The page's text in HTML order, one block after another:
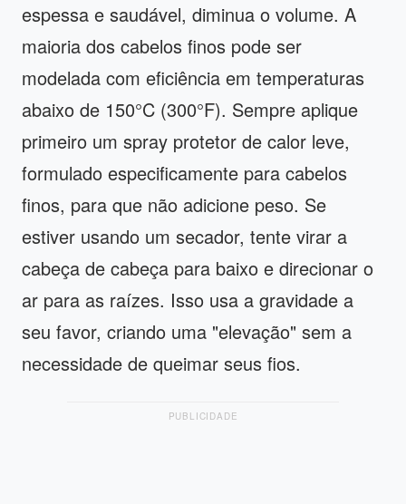
espessa e saudável, diminua o volume. A
maioria dos cabelos finos pode ser
modelada com eficiência em temperaturas
abaixo de 150°C (300°F). Sempre aplique
primeiro um spray protetor de calor leve,
formulado especificamente para cabelos
finos, para que não adicione peso. Se
estiver usando um secador, tente virar a
cabeça de cabeça para baixo e direcionar o
ar para as raízes. Isso usa a gravidade a
seu favor, criando uma "elevação" sem a
necessidade de queimar seus fios.
PUBLICIDADE